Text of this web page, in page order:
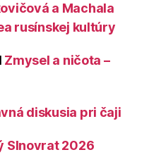
a Machala
rusínskej kultúry
Zmysel a ničota –
diskusia pri čaji
Slnovrat 2026